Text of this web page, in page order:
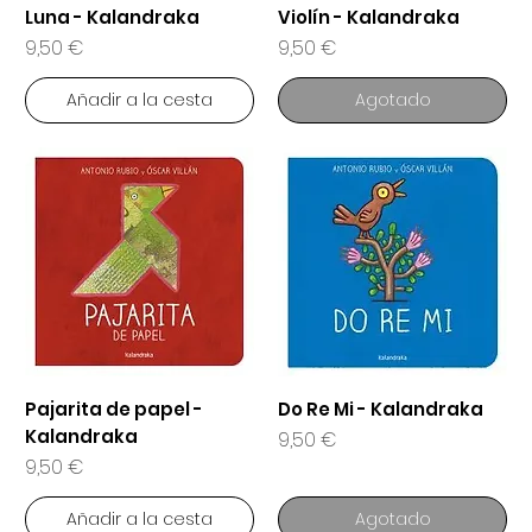
Luna - Kalandraka
Precio
9,50 €
Añadir a la cesta
Violín - Kalandraka
Precio
9,50 €
Agotado
Pajarita de papel -
Kalandraka
Precio
9,50 €
Añadir a la cesta
Do Re Mi - Kalandraka
Precio
9,50 €
Agotado